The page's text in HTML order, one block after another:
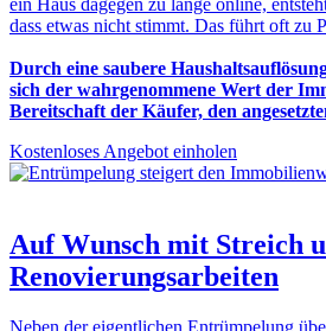
ein Haus dagegen zu lange online,
dass etwas nicht stimmt. Das führt oft zu
Durch eine saubere
sich der wahrgenommene Wert der
Bereitschaft der Käufer, den
Kostenloses Angebot einholen
Auf Wunsch mit Streich
Renovierungsarbeiten
Neben der eigentlichen Entrümpelung